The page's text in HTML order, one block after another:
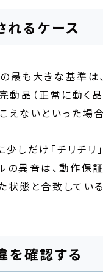
れるケース
最も大きな基準は
動品（正常に動
えないといった場
少しだけ「チリチ
の異音は、動作保
態と合致している
を確認する